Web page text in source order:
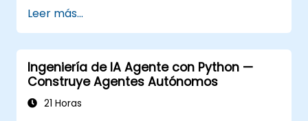
Empaquetar, distribuir e implementar
proyectos Python utilizando
herramientas modernas y contenedores.
Leer más...
Ingeniería de IA Agente con Python —
Construye Agentes Autónomos
21 Horas